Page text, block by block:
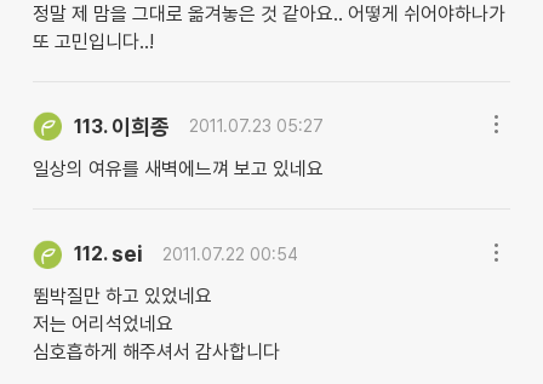
정말 제 맘을 그대로 옮겨놓은 것 같아요.. 어떻게 쉬어야하나가
또 고민입니다..!
113. 이희종 2011.07.23 05:27
일상의 여유를 새벽에느껴 보고 있네요
112. sei 2011.07.22 00:54
뜀박질만 하고 있었네요
저는 어리석었네요
심호흡하게 해주셔서 감사합니다